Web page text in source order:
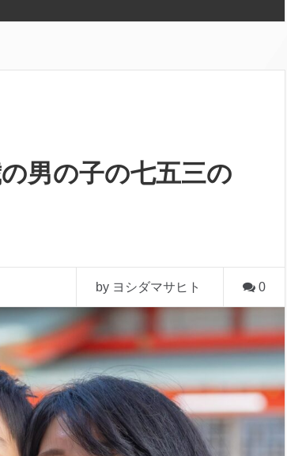
男の子の七五三の
by ヨシダマサヒト 0